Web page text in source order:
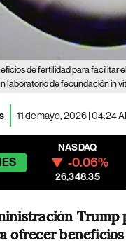
de fertilidad para facilitar
laboratorio de fecundación in
11 de mayo, 2026 | 04:24
NASDAQ
-0.06%
26,348.35
Trump
ofrecer